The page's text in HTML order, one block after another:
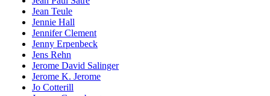
Jean Teule
Jennie Hall
Jennifer Clement
Jenny Erpenbeck
Jens Rehn
Jerome David Salinger
Jerome K. Jerome
Jo Cotterill